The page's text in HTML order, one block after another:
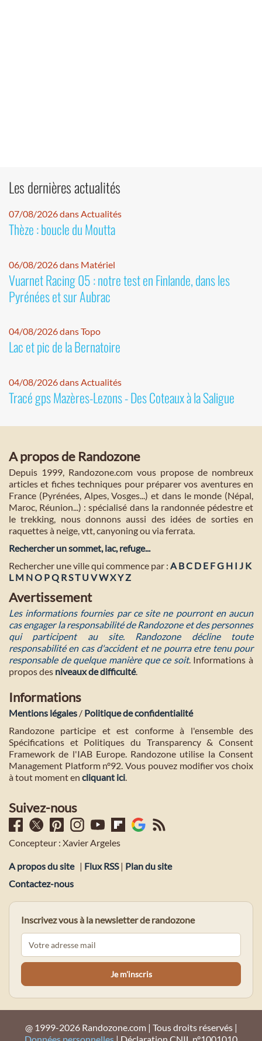
Les dernières actualités
07/08/2026 dans Actualités
Thèze : boucle du Moutta
06/08/2026 dans Matériel
Vuarnet Racing 05 : notre test en Finlande, dans les
Pyrénées et sur Aubrac
04/08/2026 dans Topo
Lac et pic de la Bernatoire
04/08/2026 dans Actualités
Tracé gps Mazères-Lezons - Des Coteaux à la Saligue
A propos de Randozone
Depuis 1999, Randozone.com vous propose de nombreux
articles et fiches techniques pour préparer vos aventures en
France (Pyrénées, Alpes, Vosges...) et dans le monde (Népal,
Maroc, Réunion...) : spécialisé dans la randonnée pédestre et
le trekking, nous donnons aussi des idées de sorties en
raquettes à neige, vtt, canyoning ou via ferrata.
Rechercher un sommet, lac, refuge...
Rechercher une ville qui commence par : A BC D E FG H I J K
L M NO PQ R ST U VWXY Z
Avertissement
Les informations fournies par ce site ne pourront en aucun
cas engager la responsabilité de Randozone et des personnes
qui participent au site. Randozone décline toute
responsabilité en cas d'accident et ne pourra etre tenu pour
responsable de quelque manière que ce soit. Informations à
propos des niveaux de difficulté.
Informations
Mentions légales / Politique de confidentialité
Randozone participe et est conforme à l'ensemble des
Spécifications et Politiques du Transparency & Consent
Framework de l'IAB Europe. Randozone utilise la Consent
Management Platform n°92. Vous pouvez modifier vos choix
à tout moment en cliquant ici
Suivez-nous
Concepteur : Xavier Argeles
A propos du site | Flux RSS| Plan du site
Contactez-nous
Inscrivez vous à la newsletter de randozone
@ 1999-2026 Randozone.com | Tous droits réservés |